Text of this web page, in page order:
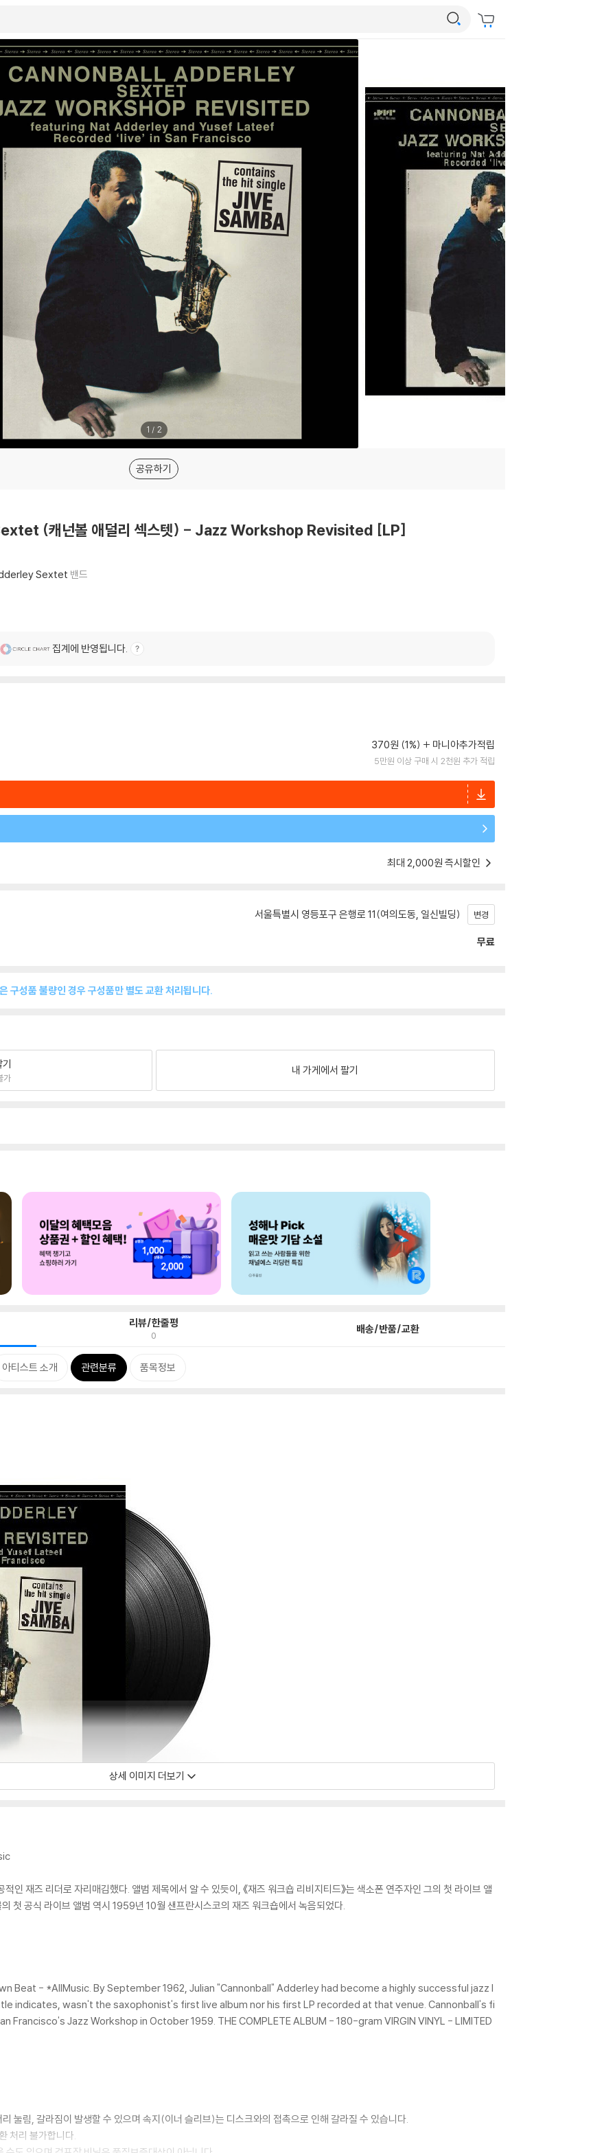
1 / 2
공유하기
(캐넌볼 애덜리 섹스텟) - Jazz Workshop Revisited [LP]
Sextet 밴드
집계에 반영됩니다.
370원 (1%) 마니아추가적립
5만원 이상 구매 시 2천원 추가 적립
최대 2,000원 즉시할인
서울특별시 영등포구 은행로 11(여의도동, 일신빌딩) 변경
무료
구성품 불량인 경우 구성품만 별도 교환 처리됩니다.
가
내 가게에서 팔기
리뷰/한줄평
0 배송/반품/교환
아티스트 소개 관련분류 품목정보
상세 이미지 더보기
인 재즈 리더로 자리매김했다. 앨범 제목에서 알 수 있듯이, 《재즈 워크숍 리비지티드》는 색소폰 연주자인 그의 첫 라이브 앨
첫 공식 라이브 앨범 역시 1959년 10월 샌프란시스코의 재즈 워크숍에서 녹음되었다.
Beat - *AllMusic. By September 1962, Julian "Cannonball" Adderley had become a highly successful jazz l
indicates, wasn't the saxophonist's first live album nor his first LP recorded at that venue. Cannonball's fi
Jazz Workshop in October 1959. THE COMPLETE ALBUM - 180-gram VIRGIN VINYL - LIMITED
눌림, 갈라짐이 발생할 수 있으며 속지(이너 슬리브)는 디스크와의 접촉으로 인해 갈라질 수 있습니다.
처리 불가합니다.